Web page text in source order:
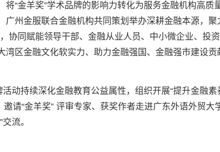
将“金羊奖”学术品牌的影响力转化为服务金融机构高质
广州金服联合金融机构共同策划举办深耕金融本源，
协同赋能领导干部、金融从业人员、中小微企业、投
区金融文化软实力、助力金融强国、金融强市建设贡
活动持续深化金融教育公益属性，组织开展“提升金融
请“金羊奖” 评审专家、获奖作者走进广东外语外贸大
流。